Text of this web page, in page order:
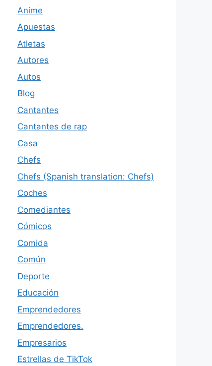
Anime
Apuestas
Atletas
Autores
Autos
Blog
Cantantes
Cantantes de rap
Casa
Chefs
Chefs (Spanish translation: Chefs)
Coches
Comediantes
Cómicos
Comida
Común
Deporte
Educación
Emprendedores
Emprendedores.
Empresarios
Estrellas de TikTok